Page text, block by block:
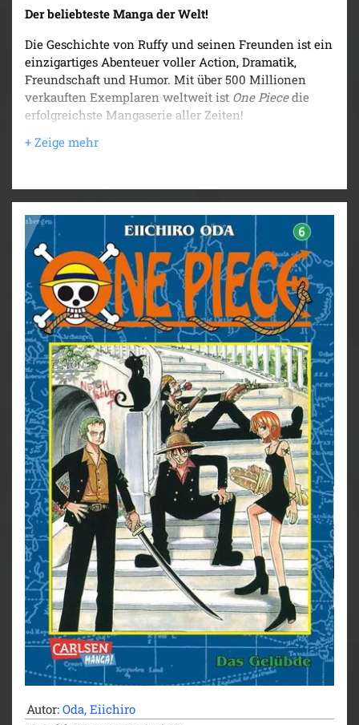
Der beliebteste Manga der Welt!
Die Geschichte von Ruffy und seinen Freunden ist ein
einzigartiges Abenteuer voller Action, Dramatik,
Freundschaft und Humor. Mit über 500 Millionen
verkauften Exemplaren weltweit ist One Piecedie
erfolgreichste Mangaserie aller Zeiten!
Käpt'n Black, der schmierige Butler Beauregard, will
hat sein Gehilfe Jacko Miss Kaya in die Enge
getrieben und fast sieht es so aus, als würden die
finsteren Pläne Käpt'n Blacks aufgehen...
Für Fans von Naruto, Dragon Ball, My Hero Academia
und Fairy Tail!
Weitere Infos:
- Anime-Serie bei Crunchyroll
- bisher 13 Anime-Kinofilme
- DVD/BD bei Kazé
- Live-Action-Netflixserie
- diverse Videospiele
- ab 10 Jahren
Autor: Oda, Eiichiro